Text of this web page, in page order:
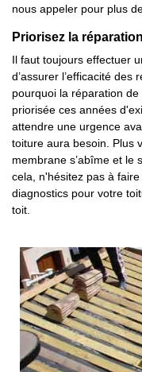
nous appeler pour plus
Priorisez la
Il faut toujours effectuer
d’assurer l’efficacité des
pourquoi la réparation
priorisée ces années
attendre une urgence
toiture aura besoin. Plus
membrane s’abîme et le
cela, n'hésitez pas à
diagnostics pour votre
toit.